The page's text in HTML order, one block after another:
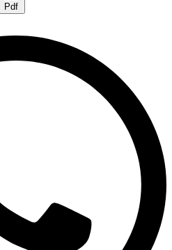
Pdf